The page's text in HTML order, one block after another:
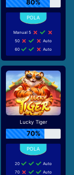
80%
Manual 5
50
Auto
60
Auto
Lucky Tiger
70%
20
Auto
70
Auto